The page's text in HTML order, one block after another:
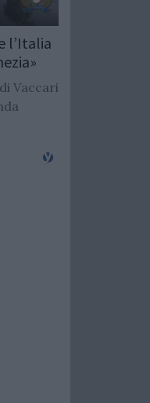
l’Italia
Vaccari